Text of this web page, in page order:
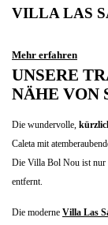
VILLA LAS
Mehr erfahren
UNSERE
NÄHE VON
Die wundervolle,
Caleta mit
Die Villa Bol Nou ist nur
entfernt.
Die moderne Villa Las